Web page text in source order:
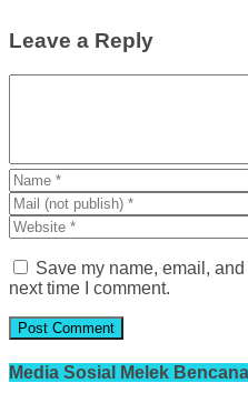
Leave a Reply
Save my name, email,
next time I comment.
Media Sosial Melek Bencana